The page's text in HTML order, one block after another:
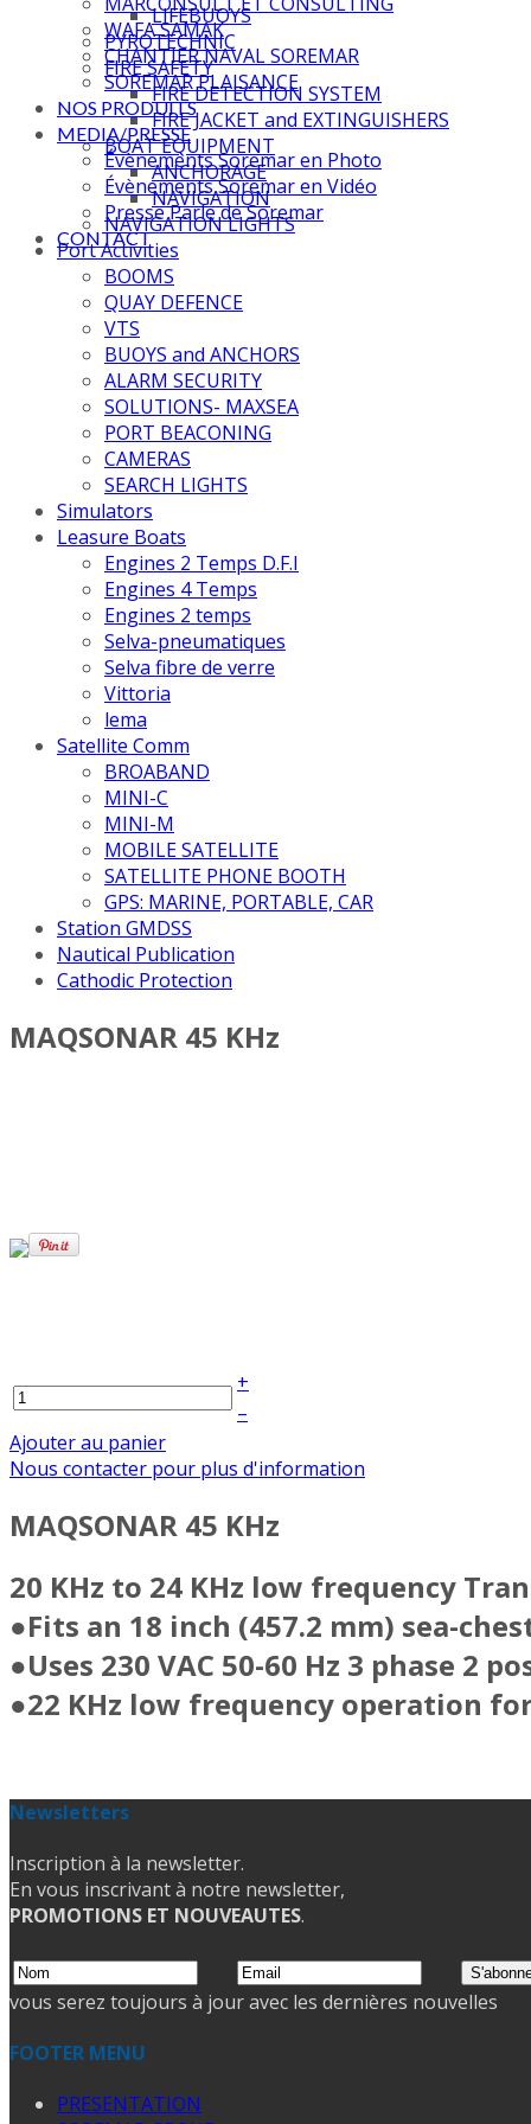
WAFA SAMAK
CHANTIER NAVAL SOREMAR
SOREMAR PLAISANCE
NOS PRODUITS
MEDIA/PRESSE
Évènements Soremar en Photo
Évènements Soremar en Vidéo
Presse Parle de Soremar
CONTACT
LIFEBUOYS
PYROTECHNIC
FIRE SAFETY
FIRE DETECTION SYSTEM
FIRE JACKET and EXTINGUISHERS
BOAT EQUIPMENT
ANCHORAGE
NAVIGATION
NAVIGATION LIGHTS
Port Activities
BOOMS
QUAY DEFENCE
VTS
BUOYS and ANCHORS
ALARM SECURITY
SOLUTIONS- MAXSEA
PORT BEACONING
CAMERAS
SEARCH LIGHTS
Simulators
Leasure Boats
Engines 2 Temps D.F.I
Engines 4 Temps
Engines 2 temps
Selva-pneumatiques
Selva fibre de verre
Vittoria
lema
Satellite Comm
BROABAND
MINI-C
MINI-M
MOBILE SATELLITE
SATELLITE PHONE BOOTH
GPS: MARINE, PORTABLE, CAR
Station GMDSS
Nautical Publication
Cathodic Protection
MAQSONAR 45 KHz
+
–
Ajouter au panier
Nous contacter pour plus d'information
MAQSONAR 45 KHz
20 KHz to 24 KHz low frequency
●Fits an 18 inch (457.2 mm) sea-
●Uses 230 VAC 50-60 Hz 3 phase 2
●22 KHz low frequency operation
Newsletters
Inscription à la newsletter.
En vous inscrivant à notre newsletter,
PROMOTIONS ET NOUVEAUTES.
vous serez toujours à jour avec les dernières nouvelles
FOOTER MENU
PRESENTATION